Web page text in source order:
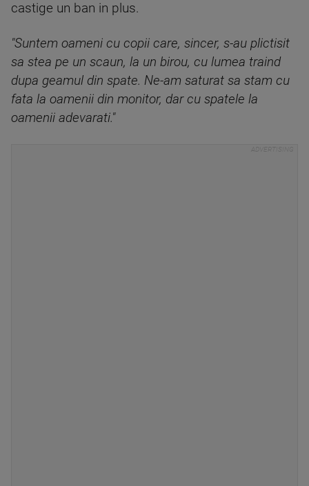
castige un ban in plus.
"Suntem oameni cu copii care, sincer, s-au plictisit
sa stea pe un scaun, la un birou, cu lumea traind
dupa geamul din spate. Ne-am saturat sa stam cu
fata la oamenii din monitor, dar cu spatele la
oamenii adevarati."